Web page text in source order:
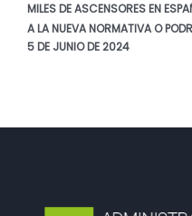
MILES DE ASCENSORES EN
A LA NUEVA NORMATIVA O
5 DE JUNIO DE 2024